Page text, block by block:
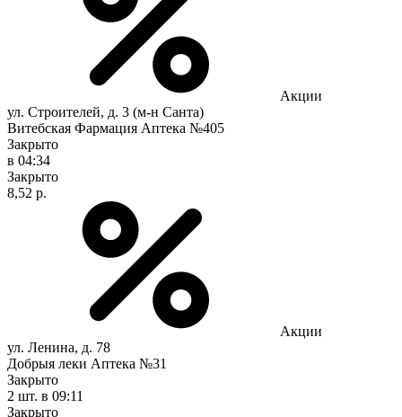
Акции
ул. Строителей, д. 3 (м-н Санта)
Витебская Фармация Аптека №405
Закрыто
в 04:34
Закрыто
8,52 р.
Акции
ул. Ленина, д. 78
Добрыя леки Аптека №31
Закрыто
2 шт. в 09:11
Закрыто